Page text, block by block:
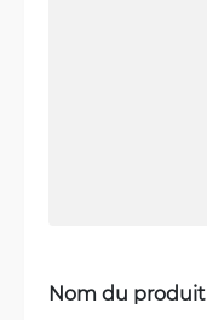
Nom du produit